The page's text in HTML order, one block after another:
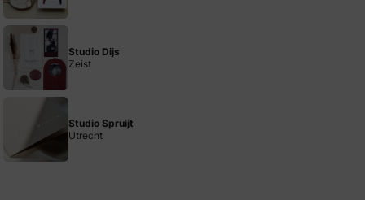
Studio Dijs
Zeist
Studio Spruijt
Utrecht